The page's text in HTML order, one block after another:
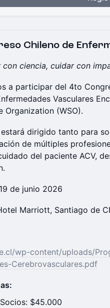
Chileno de
con ciencia, cuidar con
a participar del 4to
Vasculares
Organization (WSO).
dirigido tanto para
de múltiples
del paciente ACV,
de junio 2026
Marriott, Santiago de
wp-content/uploads/
Cerebrovasculares.pdf
$45.000